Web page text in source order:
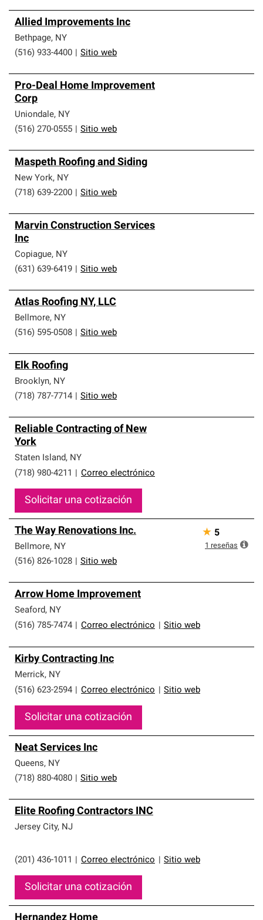
Allied Improvements Inc
Bethpage, NY
(516) 933-4400
Sitio web
Pro-Deal Home Improvement
Corp
Uniondale, NY
(516) 270-0555
Sitio web
Maspeth Roofing and Siding
New York, NY
(718) 639-2200
Sitio web
Marvin Construction Services
Inc
Copiague, NY
(631) 639-6419
Sitio web
Atlas Roofing NY, LLC
Bellmore, NY
(516) 595-0508
Sitio web
Elk Roofing
Brooklyn, NY
(718) 787-7714
Sitio web
Reliable Contracting of New
York
Staten Island, NY
(718) 980-4211
Correo electrónico
Solicitar una cotización
The Way Renovations Inc.
Bellmore, NY
(516) 826-1028
Sitio web
★ 5
1 reseñas
Arrow Home Improvement
Seaford, NY
(516) 785-7474
Correo electrónico Sitio web
Kirby Contracting Inc
Merrick, NY
(516) 623-2594
Correo electrónico Sitio web
Solicitar una cotización
Neat Services Inc
Queens, NY
(718) 880-4080
Sitio web
Elite Roofing Contractors INC
Jersey City, NJ
(201) 436-1011 Correo electrónico Sitio web
Solicitar una cotización